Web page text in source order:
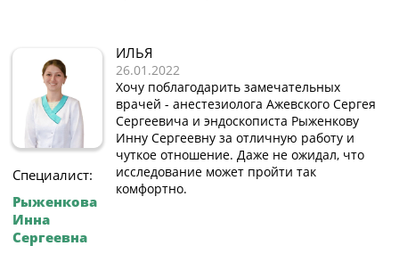
Специалист:
Рыженкова
Инна
Сергеевна
ИЛЬЯ
26.01.2022
Хочу поблагодарить замечательных
врачей - анестезиолога Ажевского Сергея
Сергеевича и эндоскописта Рыженкову
Инну Сергеевну за отличную работу и
чуткое отношение. Даже не ожидал, что
исследование может пройти так
комфортно.